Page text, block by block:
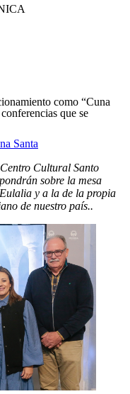
como “Cuna
que se
Santa
Cultural Santo
sobre la mesa
y a la de la propia
de nuestro país..